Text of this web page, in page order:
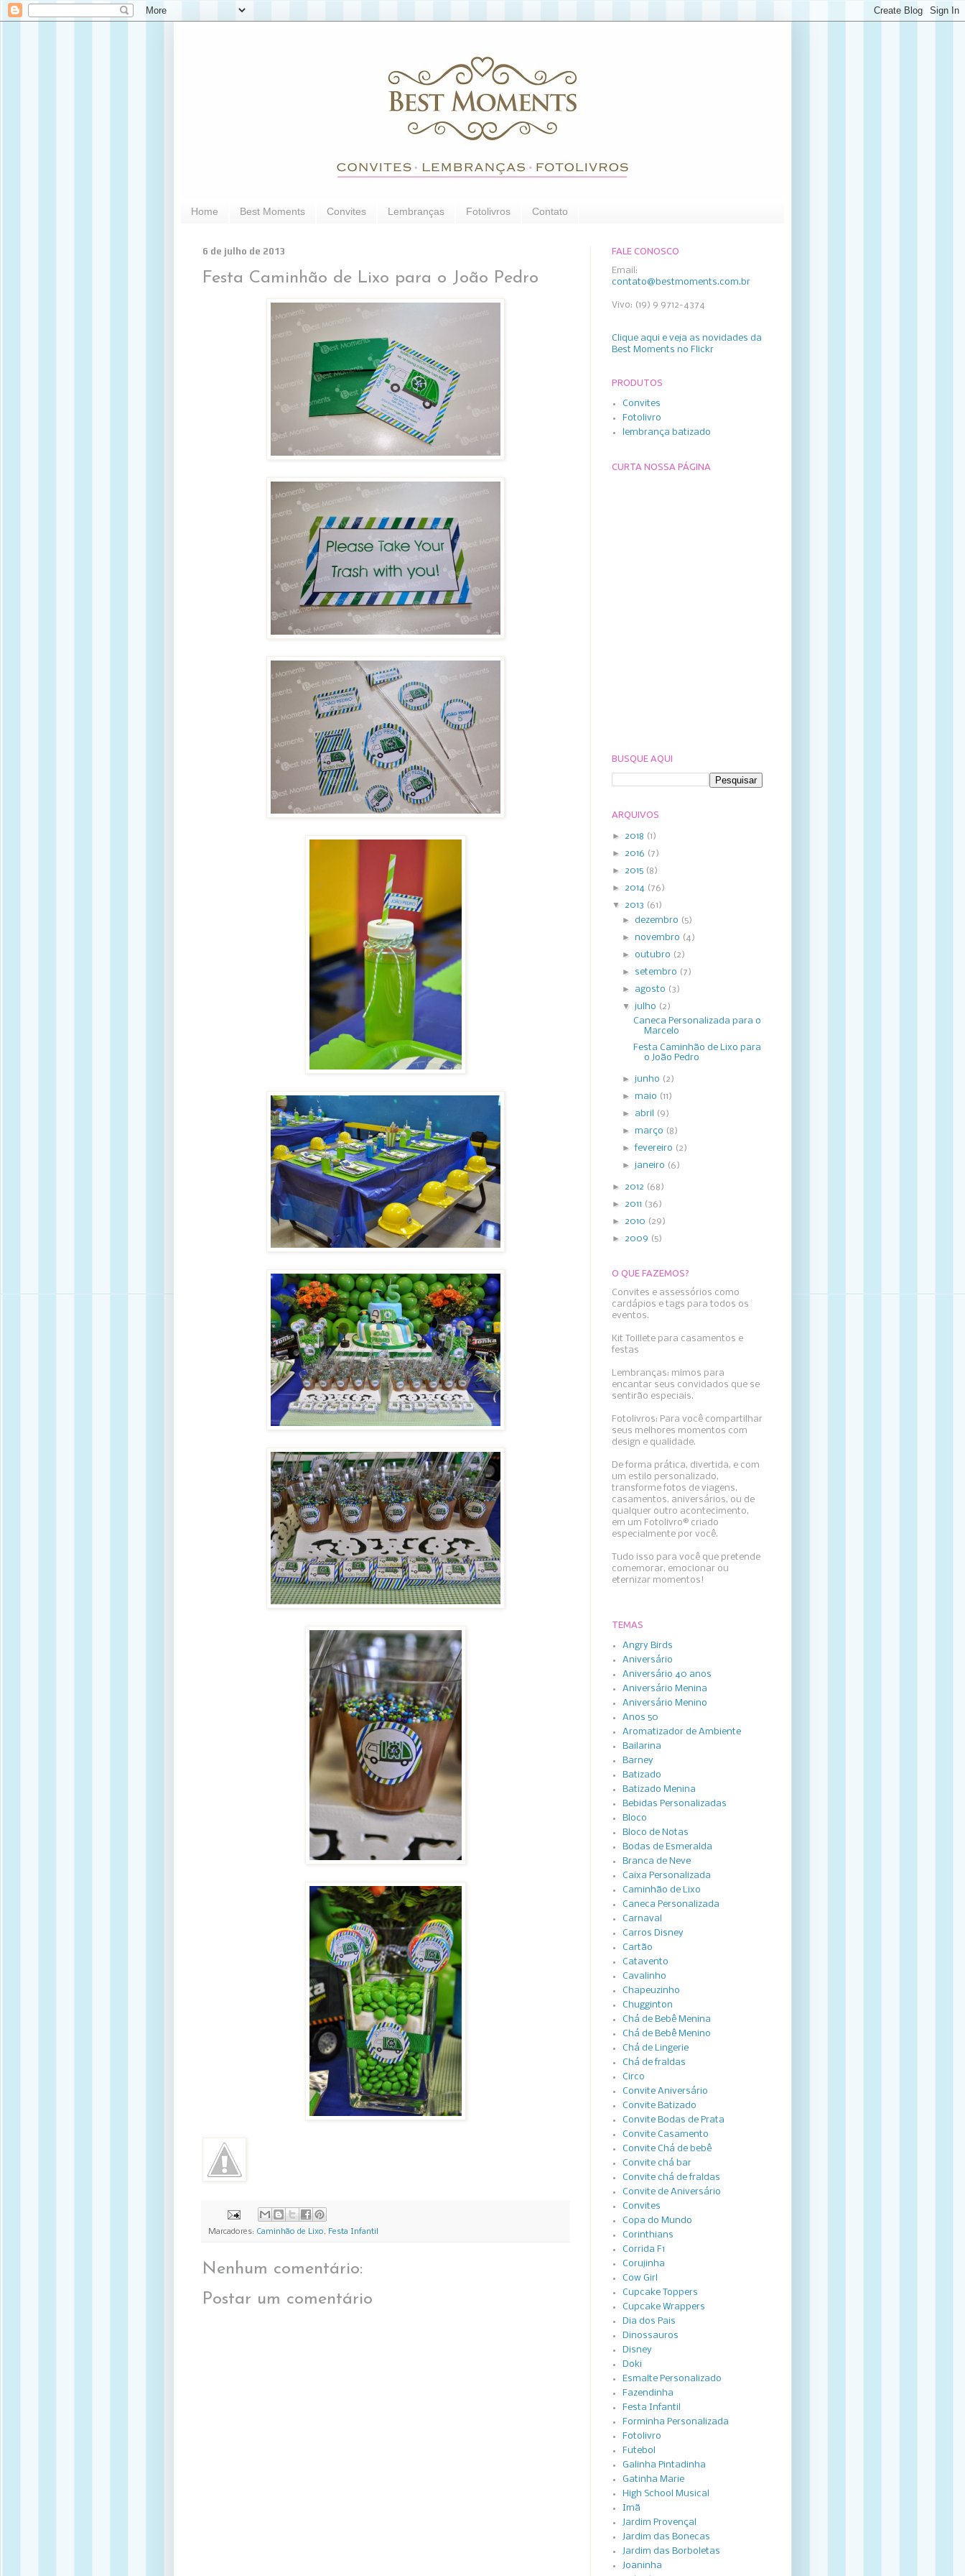
Home Best Moments Convites Lembranças Fotolivros Contato
6 de julho de 2013
Festa Caminhão de Lixo para o João Pedro
Marcadores: Caminhão de Lixo, Festa Infantil
Nenhum comentário:
Postar um comentário
FALE CONOSCO
Email:
contato@bestmoments.com.br
Vivo: (19) 9 9712-4374
Clique aqui e veja as novidades da
Best Moments no Flickr
PRODUTOS
Convites
Fotolivro
lembrança batizado
CURTA NOSSA PÁGINA
BUSQUE AQUI
ARQUIVOS
► 2018 (1)
► 2016 (7)
► 2015 (8)
► 2014 (76)
▼ 2013 (61)
► dezembro (5)
►novembro (4)
►outubro (2)
► setembro (7)
► agosto (3)
▼julho (2)
Caneca Personalizada para o
Marcelo
Festa Caminhão de Lixo para
o João Pedro
►junho (2)
►maio (11)
► abril (9)
►março (8)
►fevereiro (2)
►janeiro (6)
► 2012 (68)
► 2011 (36)
► 2010 (29)
► 2009 (5)
O QUE FAZEMOS?
Convites e assessórios como
cardápios e tags para todos os
eventos.
Kit Toillete para casamentos e
festas
Lembranças: mimos para
encantar seus convidados que se
sentirão especiais.
Fotolivros: Para você compartilhar
seus melhores momentos com
design e qualidade.
De forma prática, divertida, e com
um estilo personalizado,
transforme fotos de viagens,
casamentos, aniversários, ou de
qualquer outro acontecimento,
em um Fotolivro® criado
especialmente por você.
Tudo isso para você que pretende
comemorar, emocionar ou
eternizar momentos!
TEMAS
Angry Birds
Aniversário
Aniversário 40 anos
Aniversário Menina
Aniversário Menino
Anos 50
Aromatizador de Ambiente
Bailarina
Barney
Batizado
Batizado Menina
Bebidas Personalizadas
Bloco
Bloco de Notas
Bodas de Esmeralda
Branca de Neve
Caixa Personalizada
Caminhão de Lixo
Caneca Personalizada
Carnaval
Carros Disney
Cartão
Catavento
Cavalinho
Chapeuzinho
Chugginton
Chá de Bebê Menina
Chá de Bebê Menino
Chá de Lingerie
Chá de fraldas
Circo
Convite Aniversário
Convite Batizado
Convite Bodas de Prata
Convite Casamento
Convite Chá de bebê
Convite chá bar
Convite chá de fraldas
Convite de Aniversário
Convites
Copa do Mundo
Corinthians
Corrida F1
Corujinha
Cow Girl
Cupcake Toppers
Cupcake Wrappers
Dia dos Pais
Dinossauros
Disney
Doki
Esmalte Personalizado
Fazendinha
Festa Infantil
Forminha Personalizada
Fotolivro
Futebol
Galinha Pintadinha
Gatinha Marie
High School Musical
Imã
Jardim Provençal
Jardim das Bonecas
Jardim das Borboletas
Joaninha